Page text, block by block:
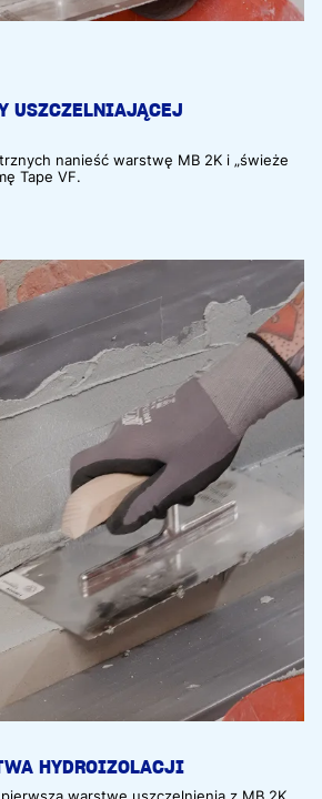
USZCZELNIAJĄCEJ
nanieść warstwę MB 2K i „świeże
Tape VF.
HYDROIZOLACJI